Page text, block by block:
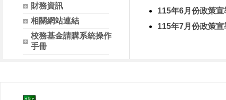
財務資訊
相關網站連結
校務基金請購系統操作
手冊
115年6月份政策宣
115年7月份政策宣